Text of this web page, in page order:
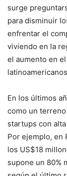
surge
para disminuir
enfrentar el
viviendo en la
el aumento en
En los últimos
como un
startups con
Por ejemplo, en
los US$18
supone un 80%